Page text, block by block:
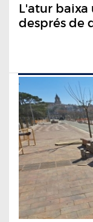
L'atur baixa
després de